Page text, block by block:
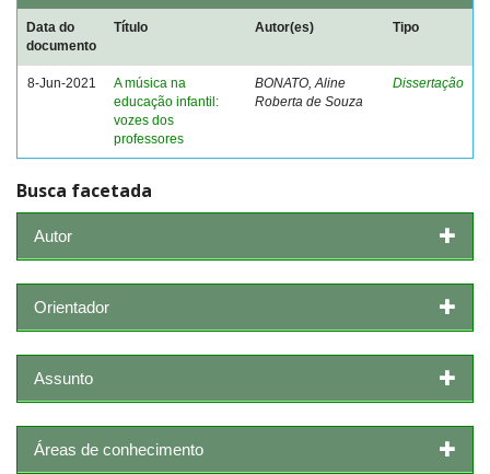
Data do
documento
Título Autor(es) Tipo
8-Jun-2021
A música na
educação infantil:
vozes dos
professores
BONATO, Aline
Roberta de Souza
Dissertação
Busca facetada
Autor
Orientador
Assunto
Áreas de conhecimento